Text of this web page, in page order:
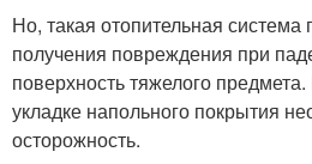
Но, такая отопительная
получения повреждения при
поверхность тяжелого
укладке напольного покрытия
осторожность.